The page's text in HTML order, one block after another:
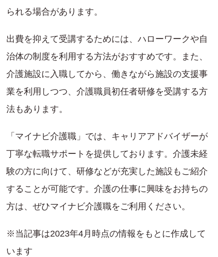
られる場合があります。
出費を抑えて受講するためには、ハローワークや自
治体の制度を利用する方法がおすすめです。また、
介護施設に入職してから、働きながら施設の支援事
業を利用しつつ、介護職員初任者研修を受講する方
法もあります。
「マイナビ介護職」では、キャリアアドバイザーが
丁寧な転職サポートを提供しております。介護未経
験の方に向けて、研修などが充実した施設もご紹介
することが可能です。介護の仕事に興味をお持ちの
方は、ぜひマイナビ介護職をご利用ください。
※当記事は2023年4月時点の情報をもとに作成して
います